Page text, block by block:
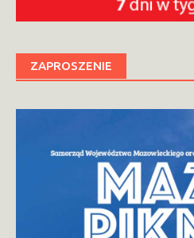
ZAPROSZENIE